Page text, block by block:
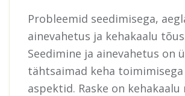
Probleemid seedimisega,
ainevahetus ja kehakaalu
Seedimine ja ainevahetus on
tähtsaimad keha
aspektid. Raske on